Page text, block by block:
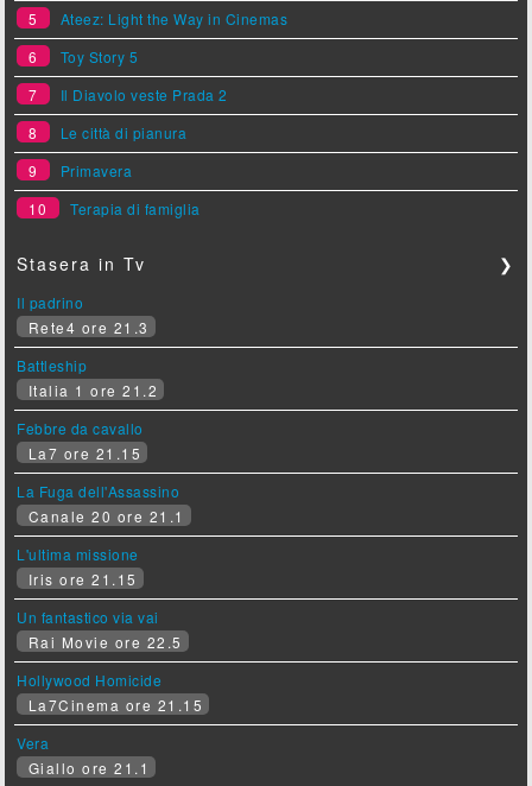
5
Ateez: Light the Way in Cinemas
6
Toy Story 5
7
Il Diavolo veste Prada 2
8
Le città di pianura
9
Primavera
10
Terapia di famiglia
Stasera in Tv ❯
Il padrino
Rete4 ore 21.3
Battleship
Italia 1 ore 21.2
Febbre da cavallo
La7 ore 21.15
La Fuga dell'Assassino
Canale 20 ore 21.1
L'ultima missione
Iris ore 21.15
Un fantastico via vai
Rai Movie ore 22.5
Hollywood Homicide
La7Cinema ore 21.15
Vera
Giallo ore 21.1